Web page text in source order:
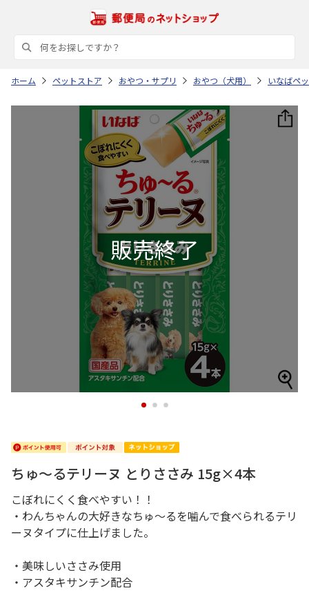
ホーム ペットストア おやつ・サプリ おやつ（犬用） いなばペ
1 2 3
ちゅ～るテリーヌ とりささみ 15g×4本
こぼれにくく食べやすい！！
・わんちゃんの大好きなちゅ～るを噛んで食べられるテリ
ーヌタイプに仕上げました。
・美味しいささみ使用
・アスタキサンチン配合